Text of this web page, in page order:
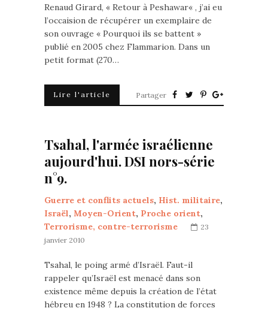
Renaud Girard, « Retour à Peshawar« , j’ai eu
l’occaision de récupérer un exemplaire de
son ouvrage « Pourquoi ils se battent »
publié en 2005 chez Flammarion. Dans un
petit format (270…
Lire l'article Partager
Tsahal, l'armée israélienne
aujourd'hui. DSI nors-série
n°9.
Guerre et conflits actuels, Hist. militaire,
Israël, Moyen-Orient, Proche orient,
Terrorisme, contre-terrorisme
23
janvier 2010
Tsahal, le poing armé d’Israël. Faut-il
rappeler qu’Israël est menacé dans son
existence même depuis la création de l’état
hébreu en 1948 ? La constitution de forces